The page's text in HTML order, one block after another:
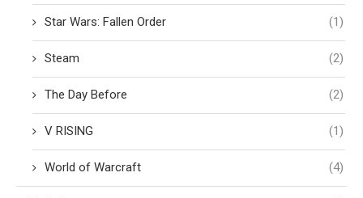
Star Wars: Fallen Order (1)
Steam (2)
The Day Before (2)
V RISING (1)
World of Warcraft (4)